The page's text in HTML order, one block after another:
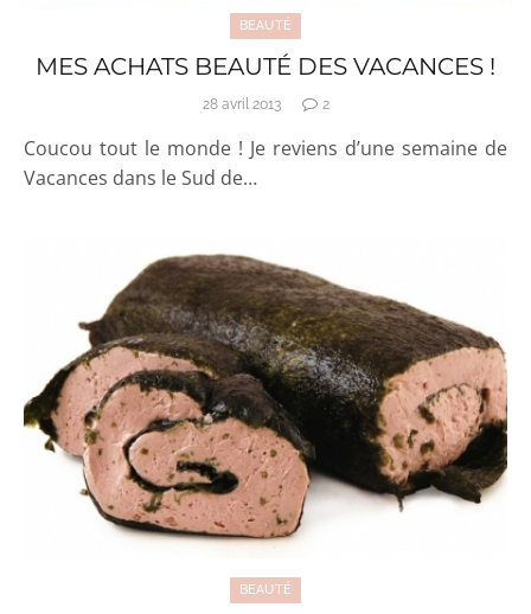
BEAUTÉ
MES ACHATS BEAUTÉ DES VACANCES !
28 avril 2013 2
Coucou tout le monde ! Je reviens d’une semaine de
Vacances dans le Sud de…
BEAUTÉ